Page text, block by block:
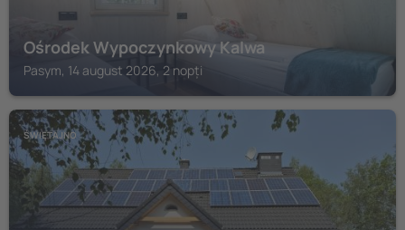
Ośrodek Wypoczynkowy Kalwa
Pasym, 14 august 2026, 2 nopți
ŚWIĘTAJNO